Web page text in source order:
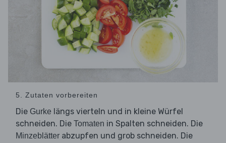
5. Zutaten vorbereiten
Die Gurke längs vierteln und in kleine Würfel
schneiden. Die Tomaten in Spalten schneiden. Die
Minzeblätter abzupfen und grob schneiden. Die